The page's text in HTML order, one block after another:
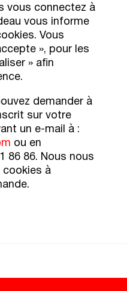
vous connectez à
vous informe
Vous
», pour les
» afin
demander à
sur votre
un e-mail à :
ou en
86 86. Nous nous
cookies à